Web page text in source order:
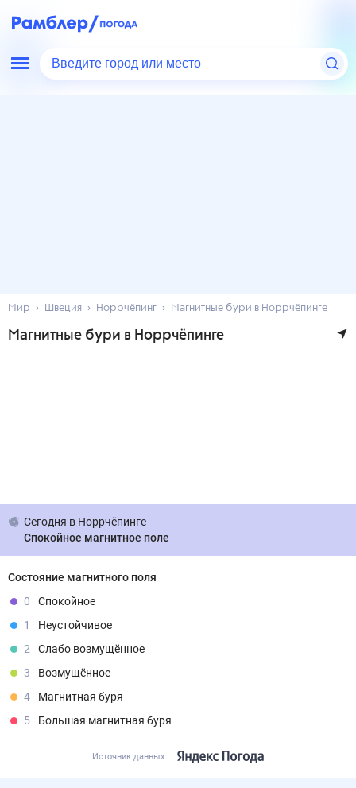
Введите город или место
Мир Швеция Норрчёпинг Магнитные бури в Норрчёпинге
Магнитные бури в Норрчёпинге
Сегодня в Норрчёпинге
Спокойное магнитное поле
Состояние магнитного поля
0
Спокойное
1
Неустойчивое
2
Слабо возмущённое
3
Возмущённое
4
Магнитная буря
5
Большая магнитная буря
Источник данных